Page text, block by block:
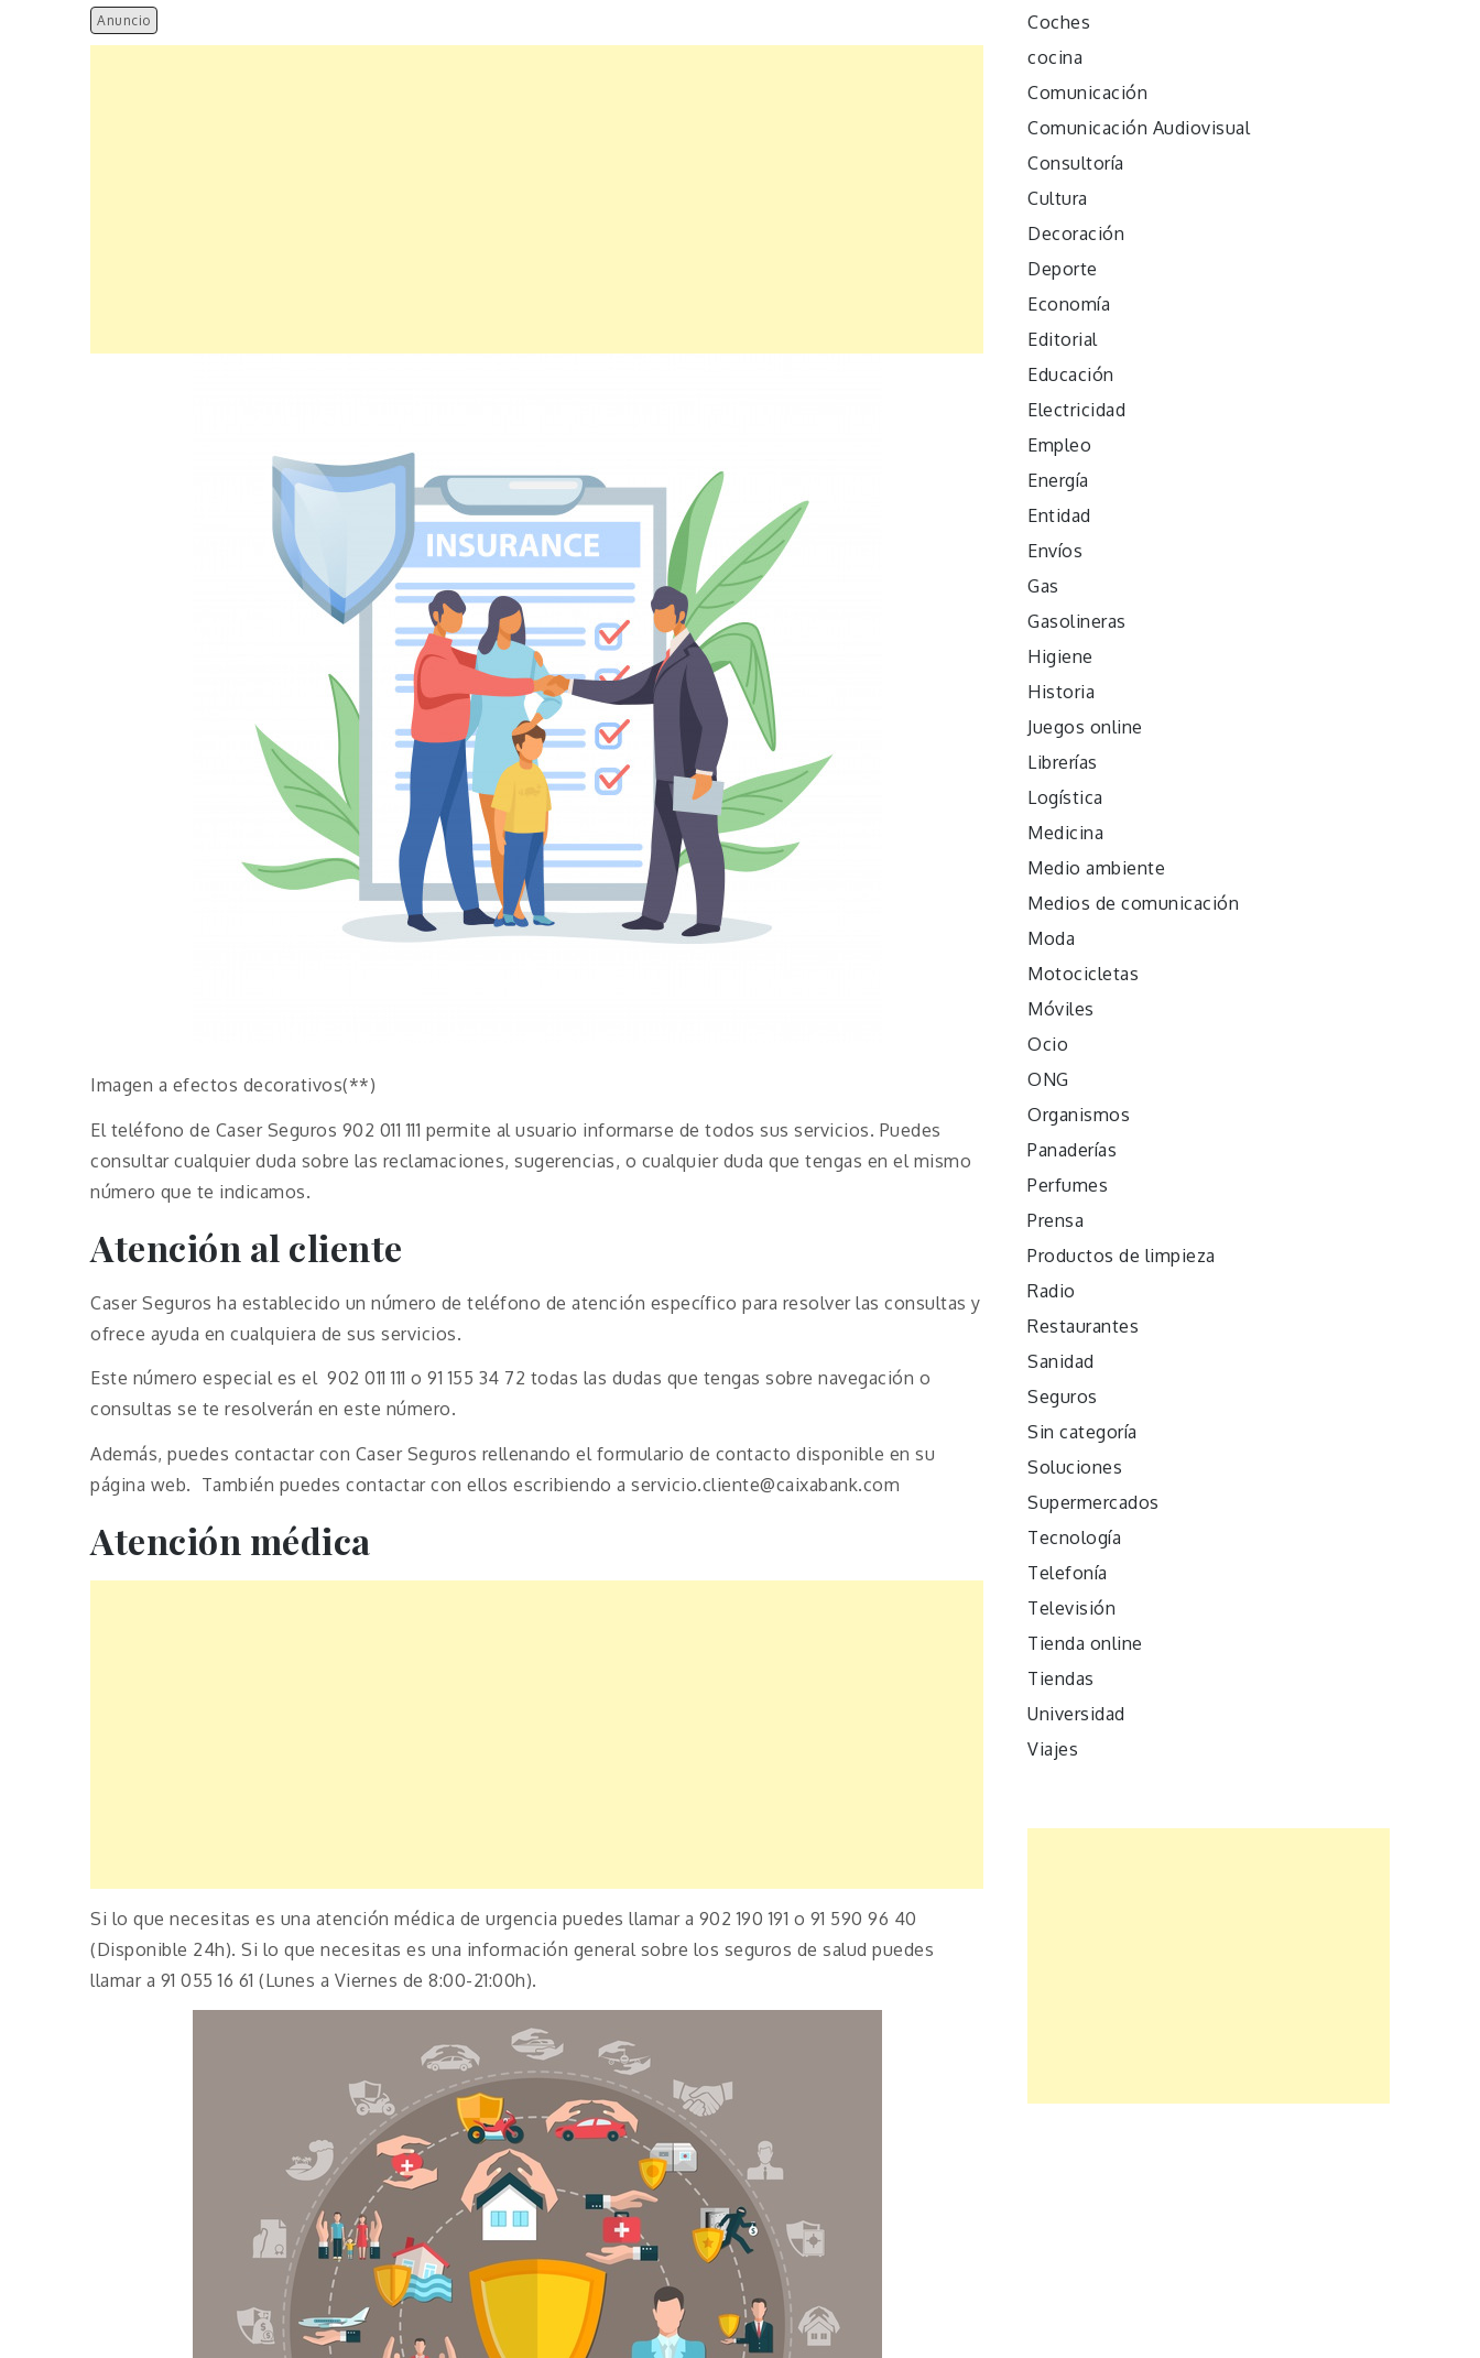
Anuncio
Imagen a efectos decorativos(**)
El teléfono de Caser Seguros 902 011 111 permite al usuario informarse de todos sus servicios. Puedes
consultar cualquier duda sobre las reclamaciones, sugerencias, o cualquier duda que tengas en el mismo
número que te indicamos.
Atención al cliente
Caser Seguros ha establecido un número de teléfono de atención específico para resolver las consultas y
ofrece ayuda en cualquiera de sus servicios.
Este número especial es el 902 011 111 o 91 155 34 72 todas las dudas que tengas sobre navegación o
consultas se te resolverán en este número.
Además, puedes contactar con Caser Seguros rellenando el formulario de contacto disponible en su
página web. También puedes contactar con ellos escribiendo a servicio.cliente@caixabank.com
Atención médica
Si lo que necesitas es una atención médica de urgencia puedes llamar a 902 190 191 o 91 590 96 40
(Disponible 24h). Si lo que necesitas es una información general sobre los seguros de salud puedes
llamar a 91 055 16 61 (Lunes a Viernes de 8:00-21:00h).
Coches
cocina
Comunicación
Comunicación Audiovisual
Consultoría
Cultura
Decoración
Deporte
Economía
Editorial
Educación
Electricidad
Empleo
Energía
Entidad
Envíos
Gas
Gasolineras
Higiene
Historia
Juegos online
Librerías
Logística
Medicina
Medio ambiente
Medios de comunicación
Moda
Motocicletas
Móviles
Ocio
ONG
Organismos
Panaderías
Perfumes
Prensa
Productos de limpieza
Radio
Restaurantes
Sanidad
Seguros
Sin categoría
Soluciones
Supermercados
Tecnología
Telefonía
Televisión
Tienda online
Tiendas
Universidad
Viajes